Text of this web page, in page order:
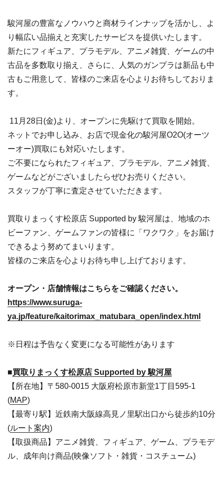
駿河屋の豊富なノウハウと商材ラインナップを活かし、よ
り幅広い品揃えと充実したサービスを提供いたします。
新たにフィギュア、プラモデル、アニメ雑貨、ゲームの中
古品を多数取り揃え、さらに、人気のガンプラは新品も中
古もご用意して、皆様のご来店を心よりお待ちしておりま
す。
11月28日(金)より、オープンに先駆けて買取を開始。
ネットでお申し込み、お店で現金化の駿河屋O2O(オーツ
ーオー)買取にも対応いたします。
ご不要になられたフィギュア、プラモデル、アニメ雑貨、
ゲームなどがございましたらぜひお売りください。
スタッフが丁寧に査定させていただきます。
買取りまっくす松原店 Supported by 駿河屋は、地域のホ
ビーファン、ゲームファンの皆様に「ワクワク」をお届け
できるよう努めてまいります。
皆様のご来店を心よりお待ち申し上げております。
オープン・店舗情報はこちらをご確認ください。
https://www.suruga-
ya.jp/feature/kaitorimax_matubara_open/index.html
※日程は予告なく変更になる可能性があります
■買取りまっくす松原店 Supported by 駿河屋
【所在地】〒580-0015 大阪府松原市新堂1丁目595-1
(MAP)
【最寄り駅】近鉄南大阪線高見ノ里駅出口から徒歩約10分
(ルート案内)
【取扱商品】アニメ雑貨、フィギュア、ゲーム、プラモデ
ル、成年向け商品(映像ソフト・雑貨・コスチューム)